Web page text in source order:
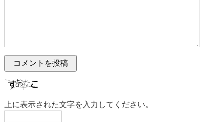
上に表示された文字を入力してください。